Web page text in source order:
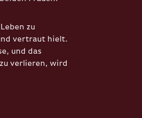
zu
vertraut hielt.
und das
verlieren, wird